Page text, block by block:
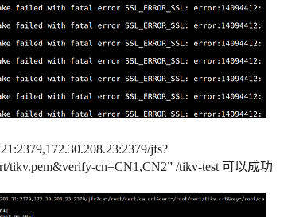
jfs?
tikv.pem&verify-cn=CN1,CN2” /tikv-test 可以成功